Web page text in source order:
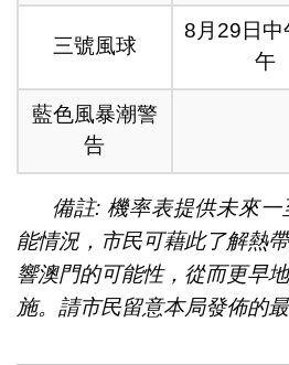
三號風球
8月29日中
午
藍色風暴潮警
告
備註: 機率表提供未來
能情況，市民可藉此了解熱
響澳門的可能性，從而更早
施。請市民留意本局發佈的最